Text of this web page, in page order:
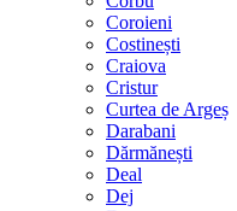
Coroieni
Costinești
Craiova
Cristur
Curtea de Argeș
Darabani
Dărmănești
Deal
Dej